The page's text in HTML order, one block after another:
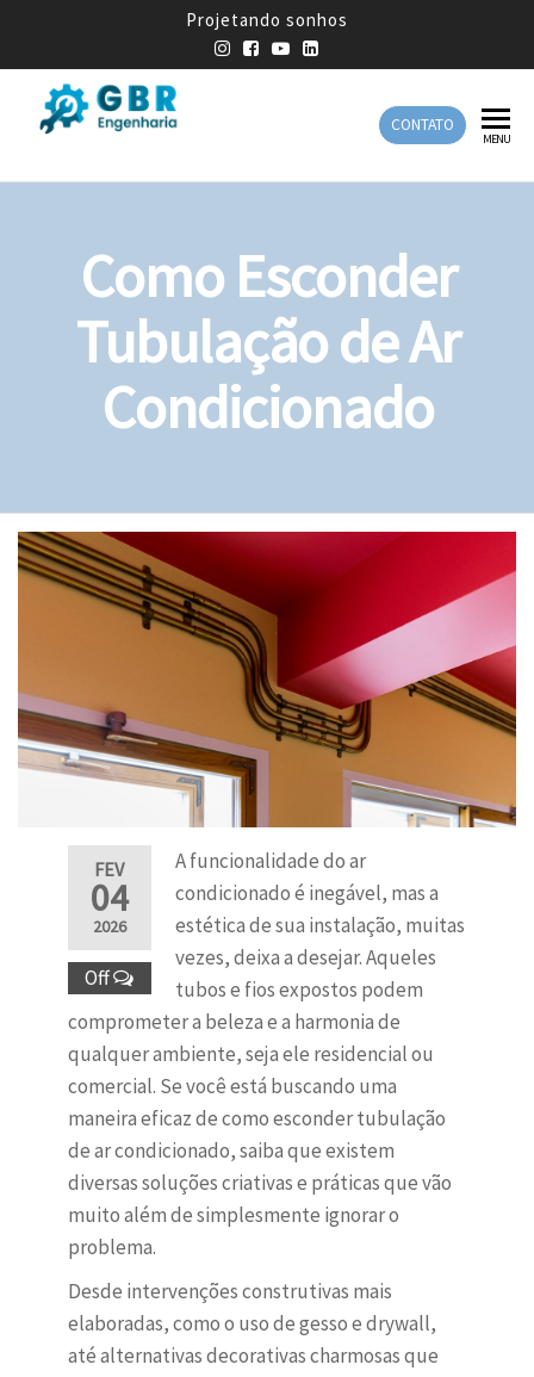
Projetando sonhos
Engenharia
Engenharia
CONTATO
MENU
Como Esconder
Tubulação de Ar
Condicionado
FEV
04
2026
Off
A funcionalidade do ar
condicionado é inegável, mas a
estética de sua instalação, muitas
vezes, deixa a desejar. Aqueles
tubos e fios expostos podem
comprometer a beleza e a harmonia de
qualquer ambiente, seja ele residencial ou
comercial. Se você está buscando uma
maneira eficaz de como esconder tubulação
de ar condicionado, saiba que existem
diversas soluções criativas e práticas que vão
muito além de simplesmente ignorar o
problema.
Desde intervenções construtivas mais
elaboradas, como o uso de gesso e drywall,
até alternativas decorativas charmosas que